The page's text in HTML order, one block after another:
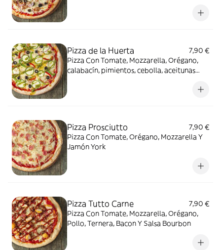
Pizza de la Huerta
7,90 €
Pizza Con Tomate, Mozzarella, Orégano,
calabacín, pimientos, cebolla, aceitunas
Pizza Prosciutto
7,90 €
Pizza Con Tomate, Orégano, Mozzarella Y
Jamón York
Pizza Tutto Carne
7,90 €
Pizza Con Tomate, Mozzarella, Orégano,
Pollo, Ternera, Bacon Y Salsa Bourbon